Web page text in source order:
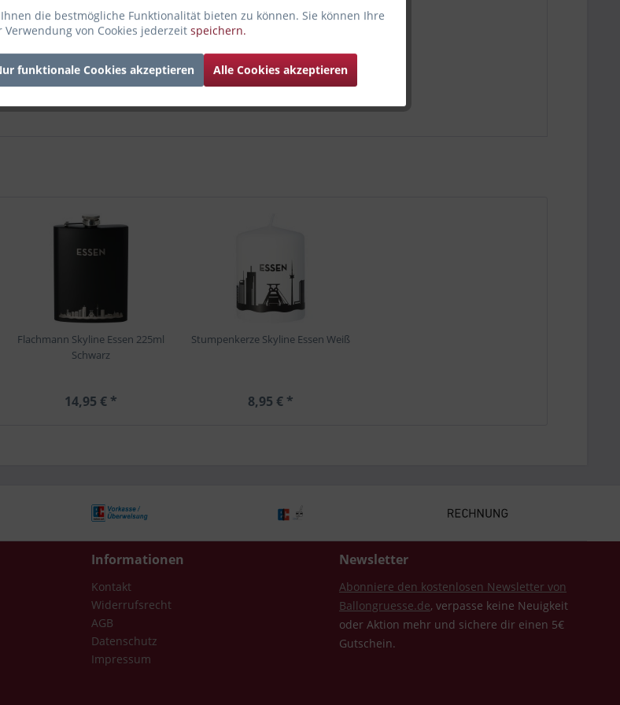
Flachmann Skyline Essen 225ml
Schwarz
14,95 € *
Stumpenkerze Skyline Essen Weiß
8,95 € *
Informationen
Kontakt
Widerrufsrecht
AGB
Datenschutz
Impressum
Newsletter
Abonniere den kostenlosen Newsletter von
Ballongruesse.de, verpasse keine Neuigkeit
oder Aktion mehr und sichere dir einen 5€
Gutschein.
die bestmögliche Funktionalität bieten zu können. Sie können Ihre
Verwendung von Cookies jederzeit speichern.
funktionale Cookies akzeptieren Alle Cookies akzeptieren